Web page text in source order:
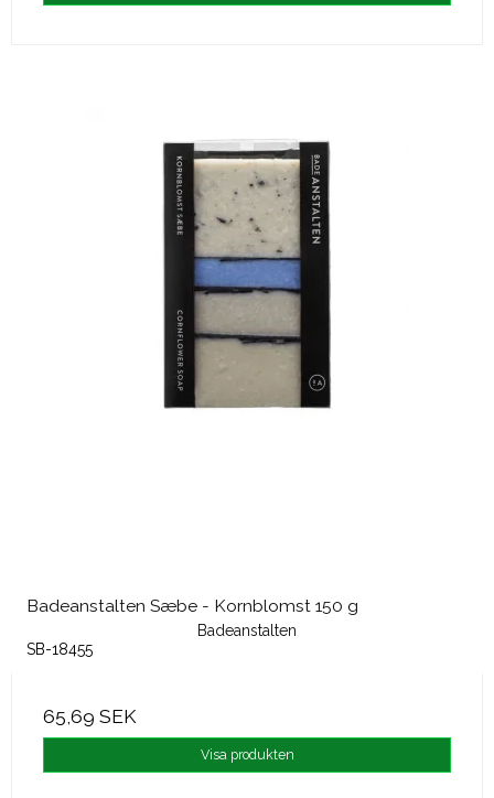
Badeanstalten Sæbe - Kornblomst 150 g
Badeanstalten
SB-18455
65,69 SEK
Visa produkten